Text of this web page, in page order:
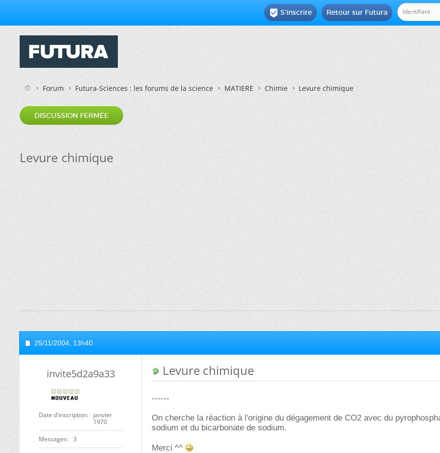
Retour sur Futura
 S'inscrire
Forum Futura-Sciences : les forums de la science MATIERE Chimie Levure chimique
DISCUSSION FERMÉE
Levure chimique
25/11/2004, 13h40
invite5d2a9a33
Date d'inscription
janvier
1970
Messages 3
Levure chimique
------
On cherche la réaction à l'origine du dégagement de CO2 avec du
sodium et du bicarbonate de sodium.
Merci ^^